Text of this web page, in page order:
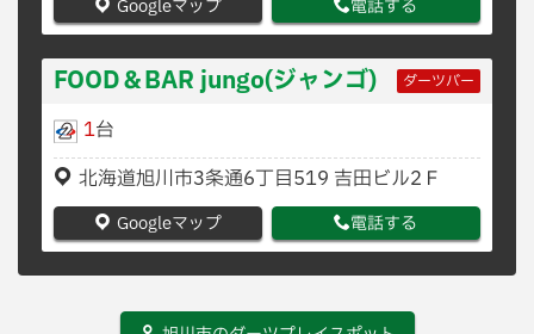
Googleマップ 電話する
FOOD＆BAR jungo(ジャンゴ) ダーツバー
1台
北海道旭川市3条通6丁目519 吉田ビル2Ｆ
Googleマップ 電話する